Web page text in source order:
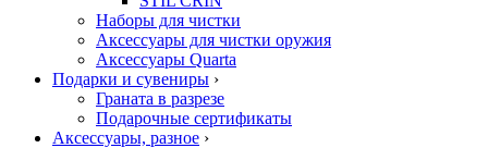
Наборы для чистки
Аксессуары для чистки оружия
Аксессуары Quarta
Подарки и сувениры ›
Граната в разрезе
Подарочные сертификаты
Аксессуары, разное ›